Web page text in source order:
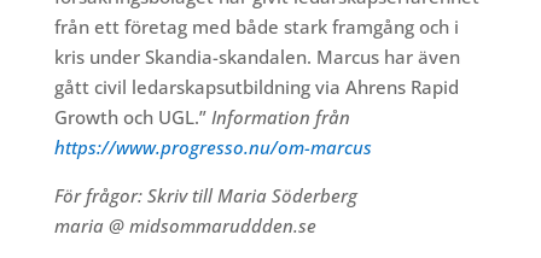
från ett företag med både stark framgång och i
kris under Skandia-skandalen. Marcus har även
gått civil ledarskapsutbildning via Ahrens Rapid
Growth och UGL.” Information från
https://www.progresso.nu/om-marcus
För frågor: Skriv till Maria Söderberg
maria @ midsommaruddden.se